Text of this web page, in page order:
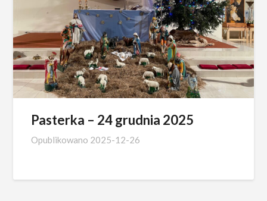
Pasterka – 24 grudnia 2025
Opublikowano 2025-12-26